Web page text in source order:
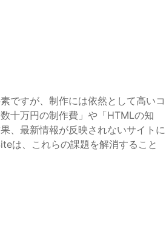
ですが、制作には依然として高いコ
十万円の制作費」や「HTMLの知
、最新情報が反映されないサイトに
は、これらの課題を解消すること